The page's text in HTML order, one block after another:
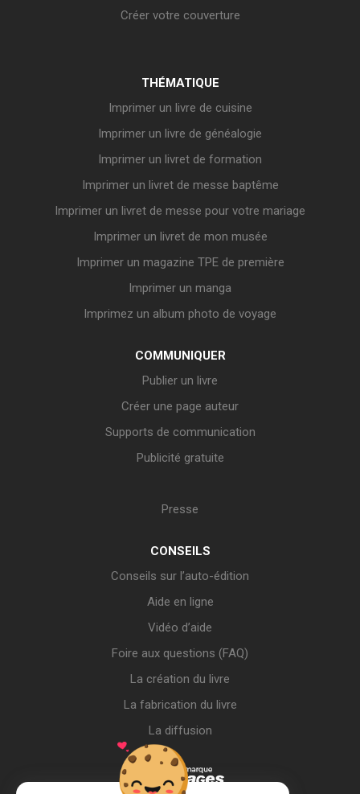
Créer votre couverture
THÉMATIQUE
Imprimer un livre de cuisine
Imprimer un livre de généalogie
Imprimer un livret de formation
Imprimer un livret de messe baptême
Imprimer un livret de messe pour votre mariage
Imprimer un livret de mon musée
Imprimer un magazine TPE de première
Imprimer un manga
Imprimez un album photo de voyage
COMMUNIQUER
Publier un livre
Créer une page auteur
Supports de communication
Publicité gratuite
Presse
CONSEILS
Conseils sur l’auto-édition
Aide en ligne
Vidéo d’aide
Foire aux questions (FAQ)
La création du livre
La fabrication du livre
La diffusion